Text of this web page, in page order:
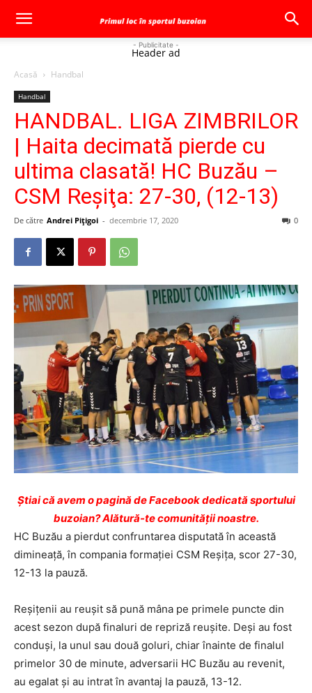
- Publicitate -
Header ad
Acasă Handbal
Handbal
HANDBAL. LIGA ZIMBRILOR
| Haita decimată pierde cu
ultima clasată! HC Buzău –
CSM Reşiţa: 27-30, (12-13)
De către Andrei Pițigoi - decembrie 17, 2020 0
Ştiai că avem o pagină de Facebook dedicată sportului
buzoian? Alătură-te comunității noastre.
HC Buzău a pierdut confruntarea disputată în această
dimineaţă, în compania formaţiei CSM Reşiţa, scor 27-30,
12-13 la pauză.
Reşiţenii au reușit să pună mâna pe primele puncte din
acest sezon după finaluri de repriză reușite. Deși au fost
conduși, la unul sau două goluri, chiar înainte de finalul
primelor 30 de minute, adversarii HC Buzău au revenit,
au egalat și au intrat în avantaj la pauză, 13-12.